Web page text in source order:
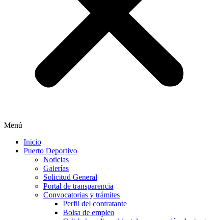
Menú
Inicio
Puerto Deportivo
Noticias
Galerías
Solicitud General
Portal de transparencia
Convocatorias y trámites
Perfil del contratante
Bolsa de empleo